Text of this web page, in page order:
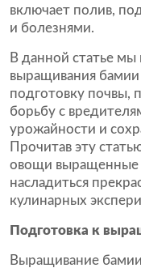
включает полив,
и болезнями.
В данной статье
выращивания
подготовку почвы,
борьбу с
урожайности и
Прочитав эту
овощи выращенные
насладиться
кулинарных
Подготовка к
Выращивание